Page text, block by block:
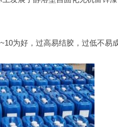
为好，过高易结胶，过低不易